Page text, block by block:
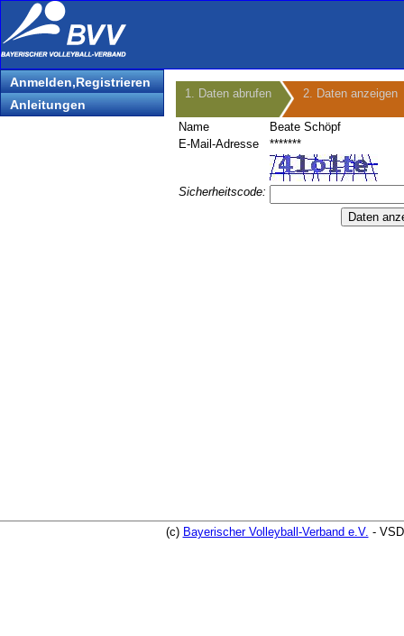
1. Daten abrufen 2. Daten anzeigen
Name
Beate Schöpf
E-Mail-Adresse
*******
Sicherheitscode:
Anmelden,Registrieren
Anleitungen
(c) Bayerischer Volleyball-Verband e.V. -